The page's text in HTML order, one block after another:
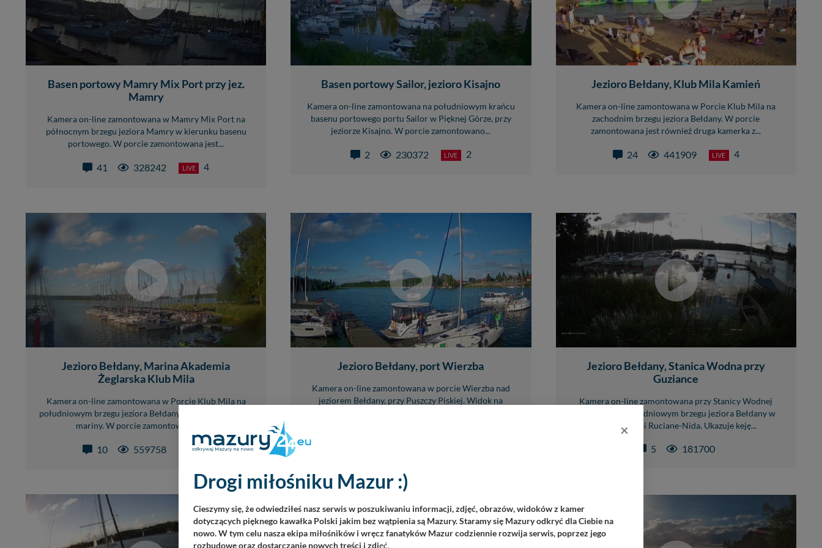
Basen portowy Mamry Mix Port przy jez.
Mamry
Kamera on-line zamontowana w Mamry Mix Port na
północnym brzegu jeziora Mamry w kierunku basenu
portowego. W porcie zamontowana jest...
41 328242 LIVE 4
Basen portowy Sailor, jezioro Kisajno
Kamera on-line zamontowana na południowym krańcu
basenu portowego portu Sailor w Pięknej Górze, przy
jeziorze Kisajno. W porcie zamontowano...
2 230372 LIVE 2
Jezioro Bełdany, Klub Mila Kamień
Kamera on-line zamontowana w Porcie Klub Mila na
zachodnim brzegu jeziora Bełdany. W porcie
zamontowana jest również druga kamerka z...
24 441909 LIVE 4
Jezioro Bełdany, Marina Akademia
Żeglarska Klub Mila
Kamera on-line zamontowana w Porcie Klub Mila na
południowym brzegu jeziora Bełdany z widokiem na keje
mariny. W porcie zamontowana jest...
10 559758 LIVE 1
Jezioro Bełdany, port Wierzba
Kamera on-line zamontowana w porcie Wierzba nad
jeziorem Bełdany, przy Puszczy Piskiej. Widok na
Jezioro Bełdany, Stanica Wodna przy
Guziance
Kamera on-line zamontowana przy Stanicy Wodnej
Guzianka, na południowym brzegu jeziora Bełdany w
miejscowości Ruciane-Nida. Ukazuje keję...
5 181700
×
Drogi miłośniku Mazur :)
Cieszymy się, że odwiedziłeś nasz serwis w poszukiwaniu informacji, zdjęć, obrazów, widoków z kamer
dotyczących pięknego kawałka Polski jakim bez wątpienia są Mazury. Staramy się Mazury odkryć dla Ciebie na
nowo. W tym celu nasza ekipa miłośników i wręcz fanatyków Mazur codziennie rozwija serwis, poprzez jego
rozbudowę oraz dostarczanie nowych treści i zdjęć.